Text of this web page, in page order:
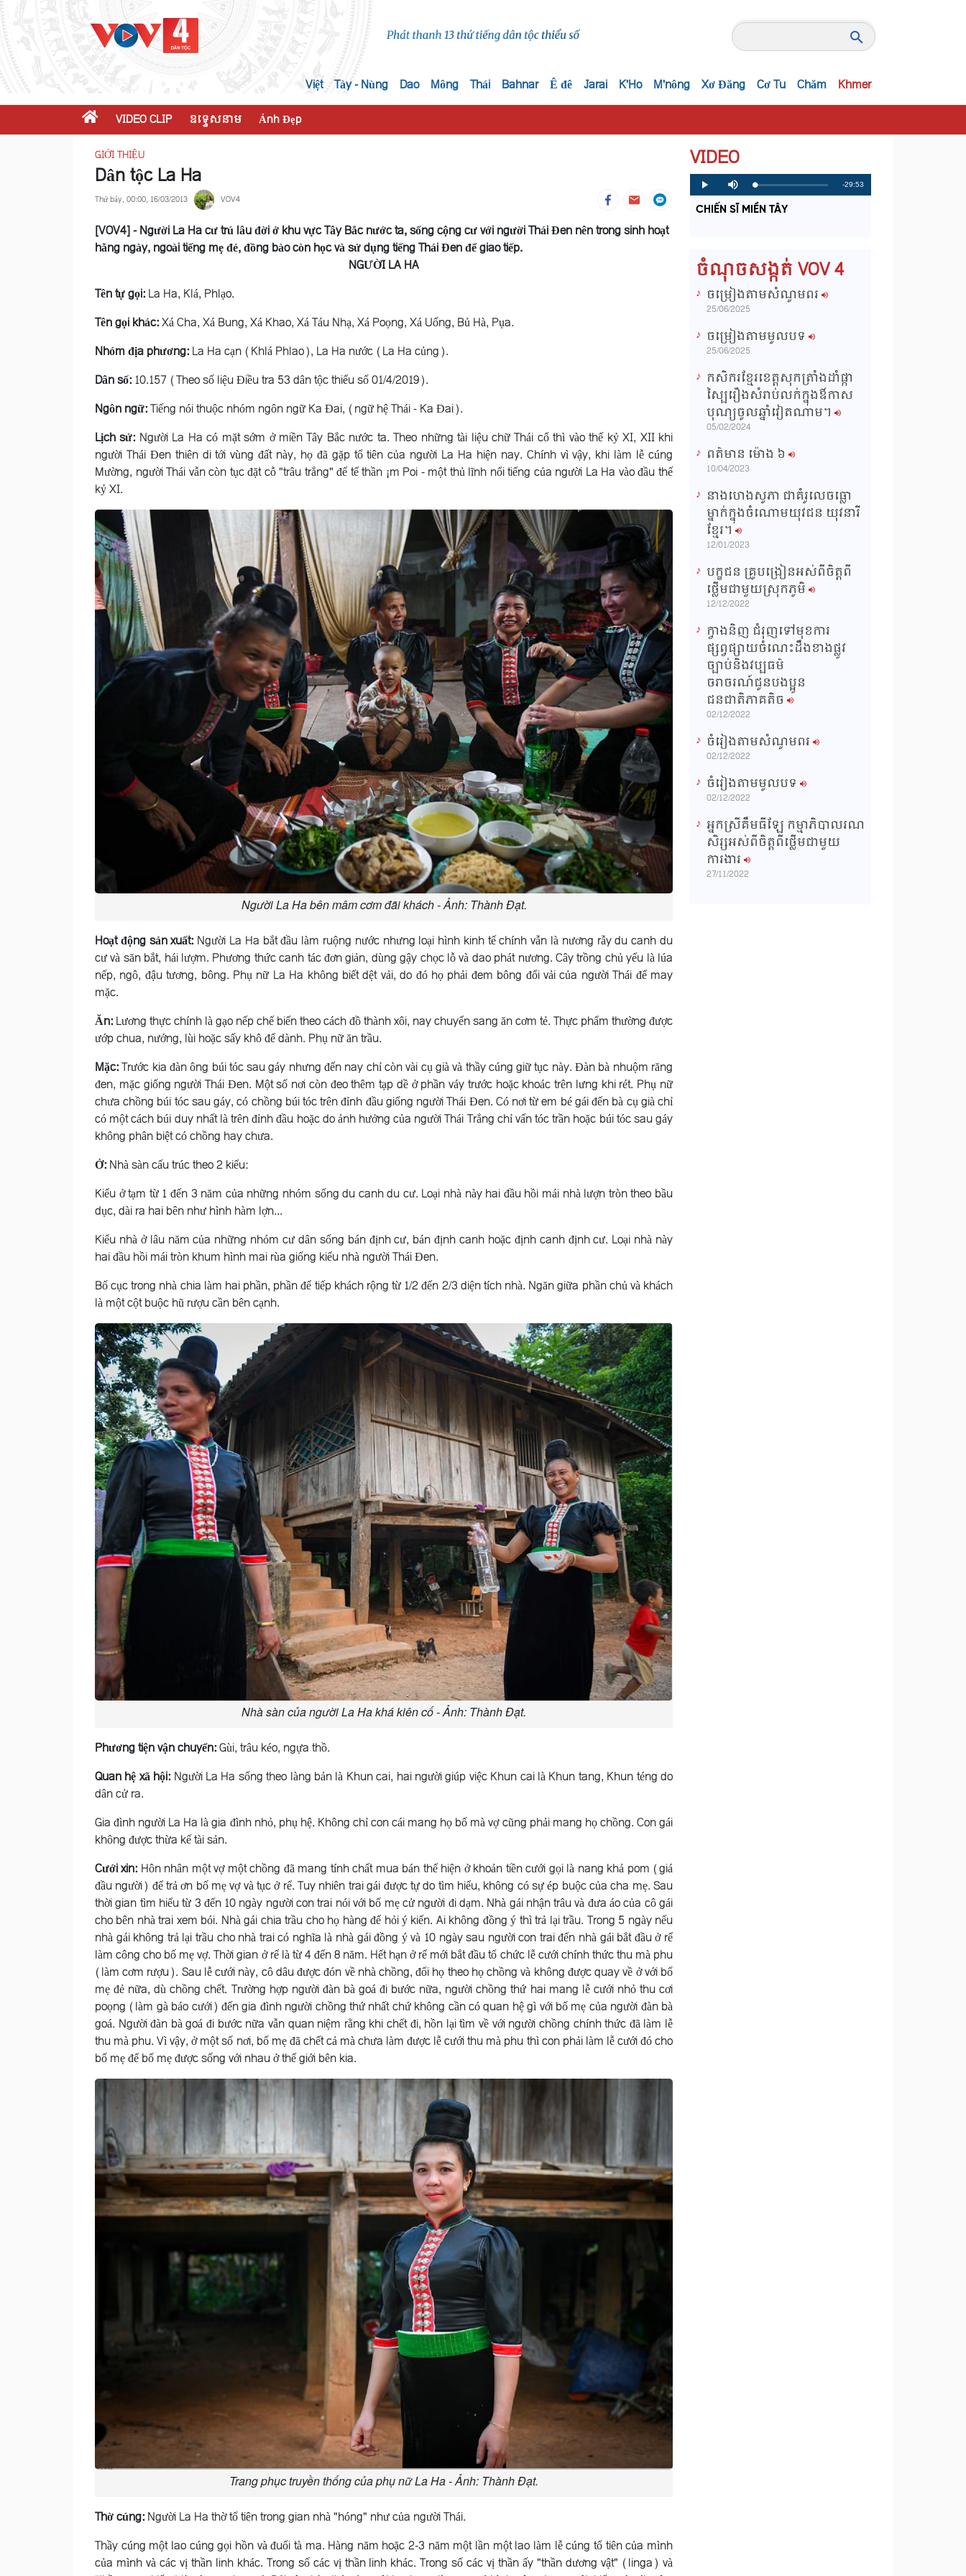
Việt Tày - Nùng Dao Mông Thái Bahnar Ê đê Jarai K'Ho M'nông Xơ Đăng Cơ Tu Chăm Khmer
VIDEO CLIP ឧទ្ទេសនាម Ảnh Đẹp
GIỚI THIỆU
Dân tộc La Ha
Thứ bảy, 00:00, 16/03/2013 VOV4
[VOV4] - Người La Ha cư trú lâu đời ở khu vực Tây Bắc nước ta, sống cộng cư với người Thái Đen nên trong sinh hoạt
hằng ngày, ngoài tiếng mẹ đẻ, đồng bào còn học và sử dụng tiếng Thái Đen để giao tiếp.
NGƯỜI LA HA
Tên tự gọi:La Ha, Klá, Phlạo.
Tên gọi khác:Xá Cha, Xá Bung, Xá Khao, Xá Táu Nhạ, Xá Poọng, Xá Uống, Bủ Hà, Pụa.
Nhóm địa phương:La Ha cạn (Khlá Phlao), La Ha nước (La Ha củng).
Dân số:10.157 (Theo số liệu Điều tra 53 dân tộc thiểu số 01/4/2019).
Ngôn ngữ:Tiếng nói thuộc nhóm ngôn ngữ Ka Ðai, (ngữ hệ Thái - Ka Ðai).
Lịch sử: Người La Ha có mặt sớm ở miền Tây Bắc nước ta. Theo những tài liệu chữ Thái cổ thì vào thế kỷ XI, XII khi
người Thái Ðen thiên di tới vùng đất này, họ đã gặp tổ tiên của người La Ha hiện nay. Chính vì vậy, khi làm lễ cúng
Mường, người Thái vẫn còn tục đặt cỗ "trâu trắng" để tế thần ¡m Poi - một thủ lĩnh nổi tiếng của người La Ha vào đầu thế
kỷ XI.
Người La Ha bên mâm cơm đãi khách - Ảnh: Thành Đạt.
Hoạt động sản xuất: Người La Ha bắt đầu làm ruộng nước nhưng loại hình kinh tế chính vẫn là nương rẫy du canh du
cư và săn bắt, hái lượm. Phương thức canh tác đơn giản, dùng gậy chọc lỗ và dao phát nương. Cây trồng chủ yếu là lúa
nếp, ngô, đậu tương, bông. Phụ nữ La Ha không biết dệt vải, do đó họ phải đem bông đổi vải của người Thái để may
mặc.
Ăn:Lương thực chính là gạo nếp chế biến theo cách đồ thành xôi, nay chuyển sang ăn cơm tẻ. Thực phẩm thường được
ướp chua, nướng, lùi hoặc sấy khô để dành. Phụ nữ ăn trầu.
Mặc:Trước kia đàn ông búi tóc sau gáy nhưng đến nay chỉ còn vài cụ già và thầy cúng giữ tục này. Ðàn bà nhuộm răng
đen, mặc giống người Thái Ðen. Một số nơi còn đeo thêm tạp dề ở phần váy trước hoặc khoác trên lưng khi rét. Phụ nữ
chưa chồng búi tóc sau gáy, có chồng búi tóc trên đỉnh đầu giống người Thái Ðen. Có nơi từ em bé gái đến bà cụ già chỉ
có một cách búi duy nhất là trên đỉnh đầu hoặc do ảnh hưởng của người Thái Trắng chỉ vấn tóc trần hoặc búi tóc sau gáy
không phân biệt có chồng hay chưa.
Ở:Nhà sàn cấu trúc theo 2 kiểu:
Kiểu ở tạm từ 1 đến 3 năm của những nhóm sống du canh du cư. Loại nhà này hai đầu hồi mái nhà lượn tròn theo bầu
dục, dài ra hai bên như hình hàm lợn...
Kiểu nhà ở lâu năm của những nhóm cư dân sống bán định cư, bán định canh hoặc định canh định cư. Loại nhà này
hai đầu hồi mái tròn khum hình mai rùa giống kiểu nhà người Thái Ðen.
Bố cục trong nhà chia làm hai phần, phần để tiếp khách rộng từ 1/2 đến 2/3 diện tích nhà. Ngăn giữa phần chủ và khách
là một cột buộc hũ rượu cần bên cạnh.
Nhà sàn của người La Ha khá kiên cố - Ảnh: Thành Đạt.
Phương tiện vận chuyển:Gùi, trâu kéo, ngựa thồ.
Quan hệ xã hội: Người La Ha sống theo làng bản là Khun cai, hai người giúp việc Khun cai là Khun tang, Khun téng do
dân cử ra.
Gia đình người La Ha là gia đình nhỏ, phụ hệ. Không chỉ con cái mang họ bố mà vợ cũng phải mang họ chồng. Con gái
không được thừa kế tài sản.
Cưới xin: Hôn nhân một vợ một chồng đã mang tính chất mua bán thể hiện ở khoản tiền cưới gọi là nang khả pom (giá
đầu người) để trả ơn bố mẹ vợ và tục ở rể. Tuy nhiên trai gái được tự do tìm hiểu, không có sự ép buộc của cha mẹ. Sau
thời gian tìm hiểu từ 3 đến 10 ngày người con trai nói với bố mẹ cử người đi dạm. Nhà gái nhận trâu và đưa áo của cô gái
cho bên nhà trai xem bói. Nhà gái chia trầu cho họ hàng để hỏi ý kiến. Ai không đồng ý thì trả lại trầu. Trong 5 ngày nếu
nhà gái không trả lại trầu cho nhà trai có nghĩa là nhà gái đồng ý và 10 ngày sau người con trai đến nhà gái bắt đầu ở rể
làm công cho bố mẹ vợ. Thời gian ở rể là từ 4 đến 8 năm. Hết hạn ở rể mới bắt đầu tổ chức lễ cưới chính thức thu mà phu
(làm cơm rượu). Sau lễ cưới này, cô dâu được đón về nhà chồng, đổi họ theo họ chồng và không được quay về ở với bố
mẹ đẻ nữa, dù chồng chết. Trường hợp người đàn bà goá đi bước nữa, người chồng thứ hai mang lễ cưới nhỏ thu cơi
poọng (làm gà báo cưới) đến gia đình người chồng thứ nhất chứ không cần có quan hệ gì với bố mẹ của người đàn bà
goá. Người đàn bà goá đi bước nữa vẫn quan niệm rằng khi chết đi, hồn lại tìm về với người chồng chính thức đã làm lễ
thu mà phu. Vì vậy, ở một số nơi, bố mẹ đã chết cả mà chưa làm được lễ cưới thu mà phu thì con phải làm lễ cưới đó cho
bố mẹ để bố mẹ được sống với nhau ở thế giới bên kia.
Trang phục truyền thống của phụ nữ La Ha - Ảnh: Thành Đạt.
Thờ cúng:Người La Ha thờ tổ tiên trong gian nhà "hóng" như của người Thái.
Thầy cúng một lao cúng gọi hồn và đuổi tà ma. Hàng năm hoặc 2-3 năm một lần một lao làm lễ cúng tổ tiên của mình
của mình và các vị thần linh khác. Trong số các vị thần linh khác. Trong số các vị thần ấy "thần dương vật" (linga) và
VIDEO
P
l
y
M
u
e
L
o
a
d
P
r
o
g
R
i
T
i
-29:53
CHIẾN SĨ MIỀN TÂY
ចំណុចសង្កត់ VOV 4
ចម្រៀងតាមសំណូមពរ
25/06/2025
ចម្រៀងតាមមូលបទ
25/06/2025
កសិករខ្មែរខេត្តសុកត្រាំងដាំផ្កា
ស្បៃរឿងសំរាប់លក់ក្នុងឳកាស
បុណ្យចូលឆ្នាំវៀតណាម។
05/02/2024
ពត៌មាន ម៉ោង​ ៦
10/04/2023
នាងហេងសូភា ជាគំរូលេចធ្លោ
ម្នាក់ក្នុងចំណោមយុវជន យុវនារី
ខ្មែរ។
12/01/2023
បក្ខជន គ្រូបង្រៀនអស់ពីចិត្តពី
ថ្លើមជាមួយស្រុកភូមិ
12/12/2022
ក្វាងនិញ ជំរុញទៅមុខការ
ផ្សព្វផ្សាយចំណេះដឹងខាងផ្លូវ
ច្បាប់និងវប្បធម៌
ចរាចរណ៍ជូនបងប្អូន
ជនជាតិភាគតិច
02/12/2022
ចំរៀងតាមសំណូមពរ
02/12/2022
ចំរៀងតាមមូលបទ
02/12/2022
អ្នកស្រីគឹមធីឡែ កម្មាភិបាលរណ
សិរ្សអស់ពីចិត្តពីថ្លើមជាមួយ
ការងារ
27/11/2022